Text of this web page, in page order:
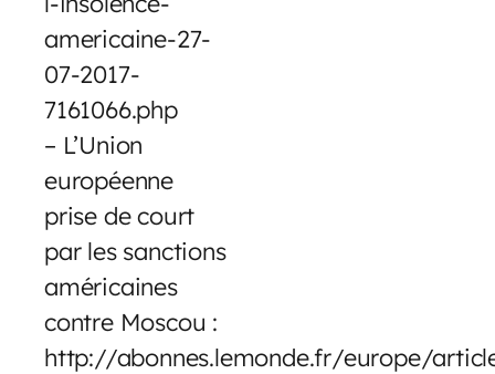
americaine-27-
07-2017-
7161066.php
– L’Union
européenne
prise de court
par les sanctions
américaines
contre Moscou :
http://abonnes.lemonde.fr/europe/